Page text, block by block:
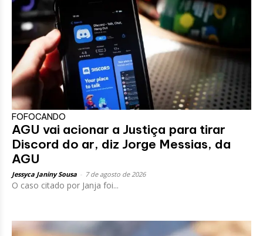
FOFOCANDO
AGU vai acionar a Justiça para tirar
Discord do ar, diz Jorge Messias, da
AGU
Jessyca Janiny Sousa 7 de agosto de 2026
O caso citado por Janja foi...